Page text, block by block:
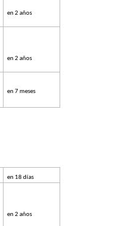
en 2 años
en 2 años
en 7 meses
en 18 días
en 2 años